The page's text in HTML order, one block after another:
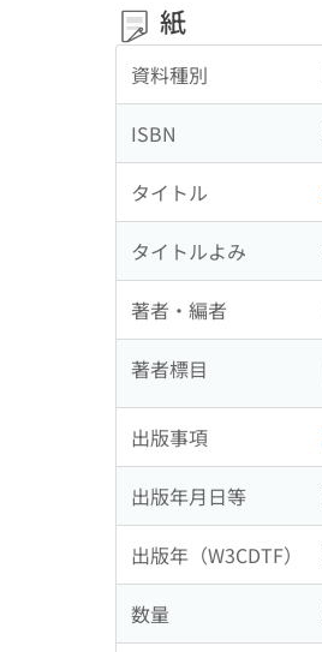
紙
資料種別
ISBN
タイトル
タイトルよみ
著者・編者
著者標目
出版事項
出版年月日等
出版年（W3CDTF）
数量